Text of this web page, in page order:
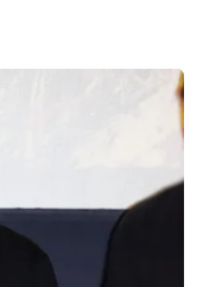
凹陷」嚇壞媽媽